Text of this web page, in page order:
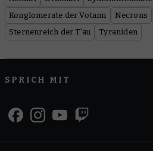
Konglomerate der Votann
Necrons
Sternenreich der T'au
Tyraniden
SPRICH MIT